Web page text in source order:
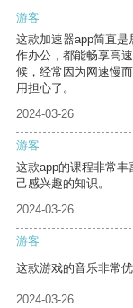
游客
这款加速器app简直
作办公，都能畅享高
候，经常因为网速慢
用担心了。
2024-03-26
游客
这款app的课程非常丰
己感兴趣的知识。
2024-03-26
游客
这款游戏的音乐非常
2024-03-26